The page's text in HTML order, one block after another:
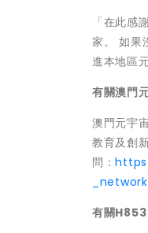
「在此
家。 如果
進本地區
有關澳門
澳門元宇
教育及創
問：
有關